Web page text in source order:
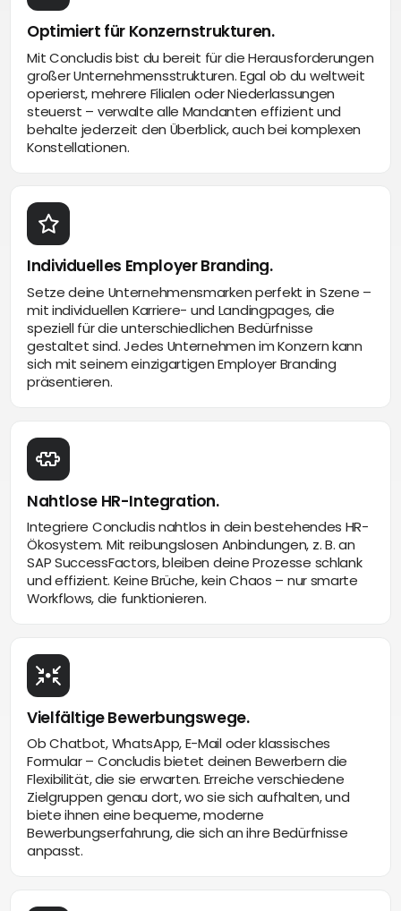
Optimiert für Konzernstrukturen.
Mit Concludis bist du bereit für die Herausforderungen
großer Unternehmensstrukturen. Egal ob du weltweit
operierst, mehrere Filialen oder Niederlassungen
steuerst – verwalte alle Mandanten effizient und
behalte jederzeit den Überblick, auch bei komplexen
Konstellationen.
Individuelles Employer Branding.
Setze deine Unternehmensmarken perfekt in Szene –
mit individuellen Karriere- und Landingpages, die
speziell für die unterschiedlichen Bedürfnisse
gestaltet sind. Jedes Unternehmen im Konzern kann
sich mit seinem einzigartigen Employer Branding
präsentieren.
Nahtlose HR-Integration.
Integriere Concludis nahtlos in dein bestehendes HR-
Ökosystem. Mit reibungslosen Anbindungen, z. B. an
SAP SuccessFactors, bleiben deine Prozesse schlank
und effizient. Keine Brüche, kein Chaos – nur smarte
Workflows, die funktionieren.
Vielfältige Bewerbungswege.
Ob Chatbot, WhatsApp, E-Mail oder klassisches
Formular – Concludis bietet deinen Bewerbern die
Flexibilität, die sie erwarten. Erreiche verschiedene
Zielgruppen genau dort, wo sie sich aufhalten, und
biete ihnen eine bequeme, moderne
Bewerbungserfahrung, die sich an ihre Bedürfnisse
anpasst.